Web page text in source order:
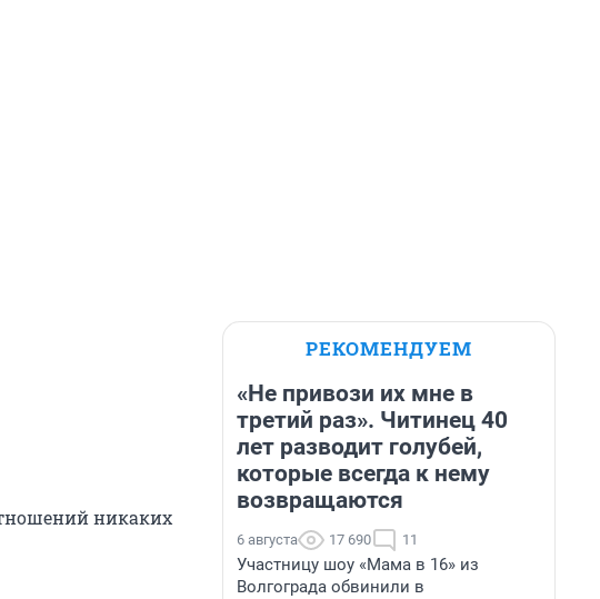
никаких
РЕКОМЕНДУЕМ
«Не привози их мне в
третий раз». Читинец 40
лет разводит голубей,
которые всегда к нему
возвращаются
6 августа 17 690 11
Участницу шоу «Мама в 16» из
Волгограда обвинили в